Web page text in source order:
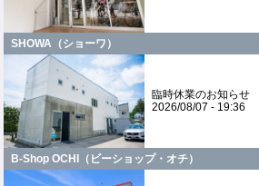
SHOWA（ショーワ）
臨時休業のお知らせ
2026/08/07 - 19:36
B-Shop OCHI（ビーショップ・オチ）